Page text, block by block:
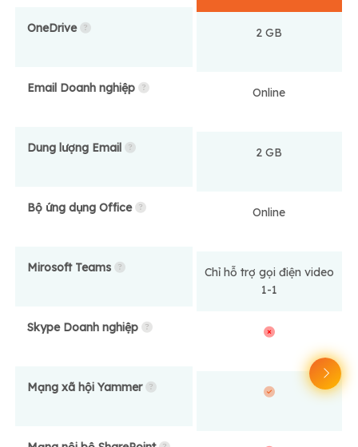
OneDrive
Email Doanh nghiệp
Dung lượng Email
Bộ ứng dụng Office
Mirosoft Teams
Skype Doanh nghiệp
Mạng xã hội Yammer
2 GB
Online
2 GB
Online
Chỉ hỗ trợ gọi điện video
1-1